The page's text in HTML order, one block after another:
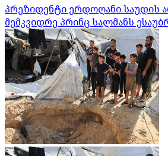
პრეზიდენტი ერდოღანი საუდის
მემკვიდრე პრინც სალმანს